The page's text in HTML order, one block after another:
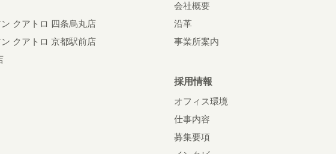
クアトロ 四条烏丸店
クアトロ 京都駅前店
会社概要
沿革
事業所案内
採用情報
オフィス環境
仕事内容
募集要項